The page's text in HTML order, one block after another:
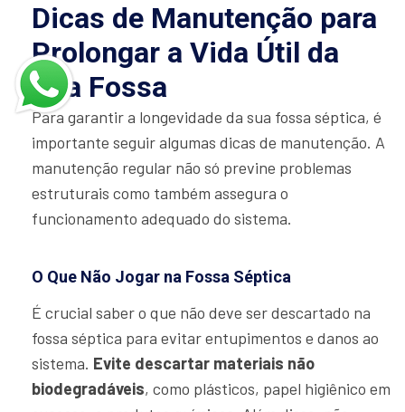
Dicas de Manutenção para
Prolongar a Vida Útil da
Sua Fossa
Para garantir a longevidade da sua fossa séptica, é
importante seguir algumas dicas de manutenção. A
manutenção regular não só previne problemas
estruturais como também assegura o
funcionamento adequado do sistema.
O Que Não Jogar na Fossa Séptica
É crucial saber o que não deve ser descartado na
fossa séptica para evitar entupimentos e danos ao
sistema. Evite descartar materiais não
biodegradáveis, como plásticos, papel higiênico em